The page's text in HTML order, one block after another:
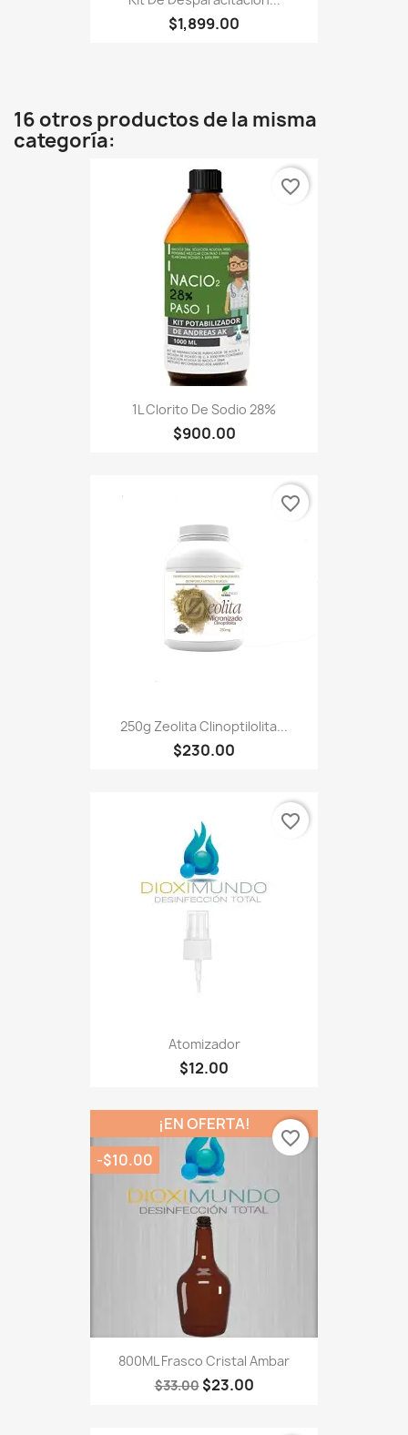
$1,899.00
16 otros productos de la misma
categoría:
1L Clorito De Sodio 28%
$900.00
favorite_border
250g Zeolita Clinoptilolita...
$230.00
favorite_border
Atomizador
$12.00
favorite_border
800ML Frasco Cristal Ambar
$33.00 $23.00
¡EN OFERTA!
-$10.00
favorite_border